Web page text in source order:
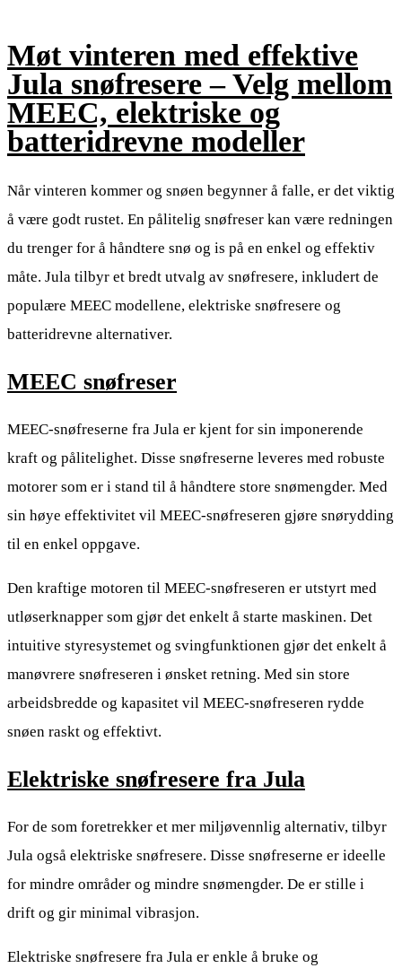
Møt vinteren med effektive
Jula snøfresere – Velg mellom
MEEC, elektriske og
batteridrevne modeller
Når vinteren kommer og snøen begynner å falle, er det viktig
å være godt rustet. En pålitelig snøfreser kan være redningen
du trenger for å håndtere snø og is på en enkel og effektiv
måte. Jula tilbyr et bredt utvalg av snøfresere, inkludert de
populære MEEC modellene, elektriske snøfresere og
batteridrevne alternativer.
MEEC snøfreser
MEEC-snøfreserne fra Jula er kjent for sin imponerende
kraft og pålitelighet. Disse snøfreserne leveres med robuste
motorer som er i stand til å håndtere store snømengder. Med
sin høye effektivitet vil MEEC-snøfreseren gjøre snørydding
til en enkel oppgave.
Den kraftige motoren til MEEC-snøfreseren er utstyrt med
utløserknapper som gjør det enkelt å starte maskinen. Det
intuitive styresystemet og svingfunktionen gjør det enkelt å
manøvrere snøfreseren i ønsket retning. Med sin store
arbeidsbredde og kapasitet vil MEEC-snøfreseren rydde
snøen raskt og effektivt.
Elektriske snøfresere fra Jula
For de som foretrekker et mer miljøvennlig alternativ, tilbyr
Jula også elektriske snøfresere. Disse snøfreserne er ideelle
for mindre områder og mindre snømengder. De er stille i
drift og gir minimal vibrasjon.
Elektriske snøfresere fra Jula er enkle å bruke og